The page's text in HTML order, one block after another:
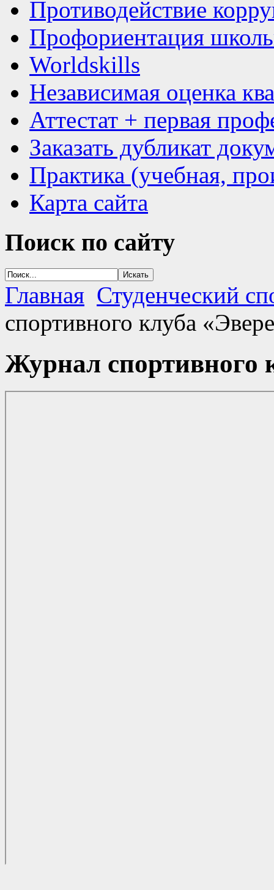
Противодействие
Профориентация
Worldskills
Независимая оценка
Аттестат + первая
Заказать дубликат
Практика (учебная,
Карта сайта
Поиск по сайту
Главная Студенческий
спортивного клуба
Журнал спортивного